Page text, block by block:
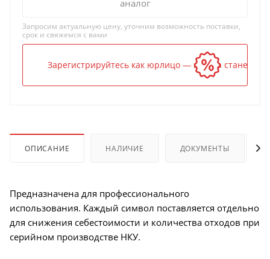
аналог
Запросим актуальную цену, уточним возможность поставки,
срок и свяжемся с вами
Зарегистрируйтесь как юрлицо — и цена станет
ОПИСАНИЕ НАЛИЧИЕ ДОКУМЕНТЫ
Предназначена для профессионального
использования. Каждый символ поставляется отдельно
для снижения себестоимости и количества отходов при
серийном производстве НКУ.